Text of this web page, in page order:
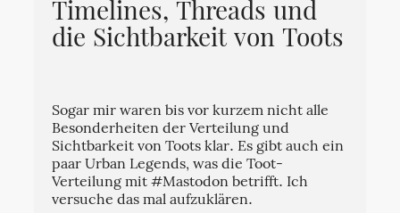
Timelines, Threads und
die Sichtbarkeit von Toots
Sogar mir waren bis vor kurzem nicht alle
Besonderheiten der Verteilung und
Sichtbarkeit von Toots klar. Es gibt auch ein
paar Urban Legends, was die Toot-
Verteilung mit #Mastodon betrifft. Ich
versuche das mal aufzuklären.